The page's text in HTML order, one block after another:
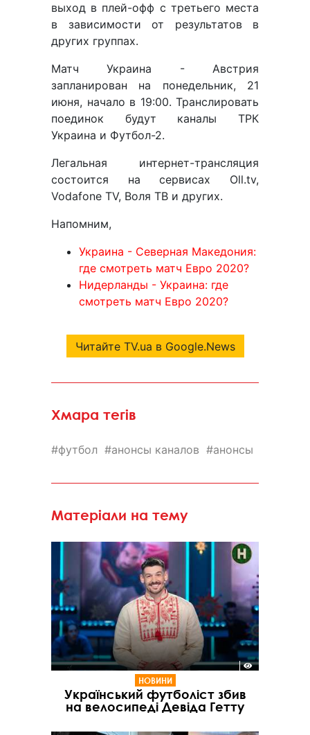
выход в плей-офф с третьего места
в зависимости от результатов в
других группах.
Матч Украина - Австрия
запланирован на понедельник, 21
июня, начало в 19:00. Транслировать
поединок будут каналы ТРК
Украина и Футбол-2.
Легальная интернет-трансляция
состоится на сервисах Oll.tv,
Vodafone TV, Воля ТВ и других.
Напомним,
Украина - Северная Македония:
где смотреть матч Евро 2020?
Нидерланды - Украина: где
смотреть матч Евро 2020?
Читайте TV.ua в Google.News
Хмара тегів
футбол анонсы каналов анонсы
Матеріали на тему
НОВИНИ
Український футболіст збив
на велосипеді Девіда Гетту